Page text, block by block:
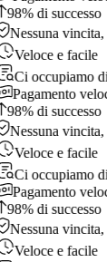
98% di successo
Nessuna vincita,
Veloce e facile
Ci occupiamo
Pagamento
98% di successo
Nessuna vincita,
Veloce e facile
Ci occupiamo
Pagamento
98% di successo
Nessuna vincita,
Veloce e facile